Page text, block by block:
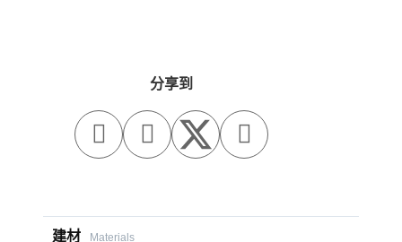
分享到
  
建材 Materials